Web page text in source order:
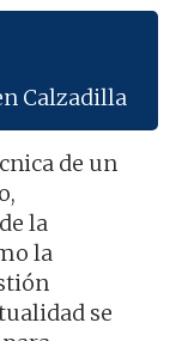
Calzadilla
de un
la
la
se